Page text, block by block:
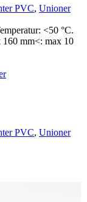
PVC, Unioner
<50 °C.
mm<: max 10
PVC, Unioner